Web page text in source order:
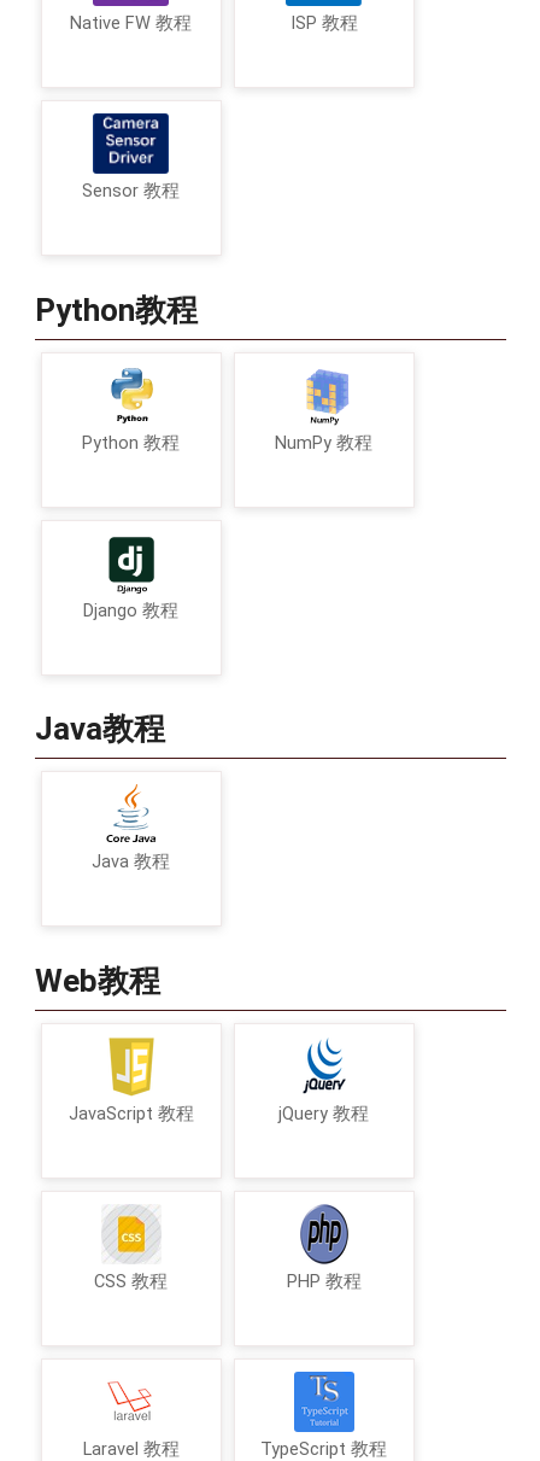
Native FW 教程 ISP 教程
Sensor 教程
Python教程
Python 教程 NumPy 教程
Django 教程
Java教程
Java 教程
Web教程
JavaScript 教程 jQuery 教程
CSS 教程 PHP 教程
Laravel 教程 TypeScript 教程